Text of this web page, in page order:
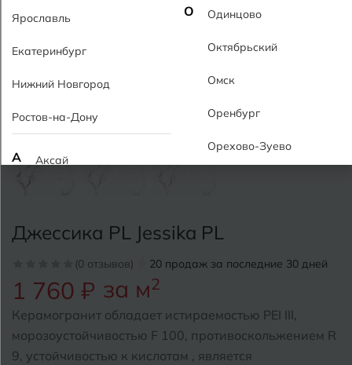
Джессика PL Jessika PL
(0 отзывов) 20 продаж за последние 30 дней
1 760 ₽ за м2
Керамогранит обладает истираемостью PEI III,
морозоустойчивостью F 100, противоскольжением R
9, устойчивостью к кислотам , является
Ярославль
Екатеринбург
Нижний Новгород
Ростов-на-Дону
А Аксай
Армавир
Б Барнаул
О Одинцово
Октябрьский
Омск
Оренбург
Орехово-Зуево
Подольск
Псков